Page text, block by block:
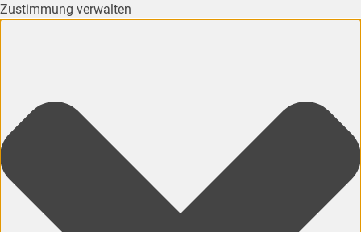
Zustimmung verwalten